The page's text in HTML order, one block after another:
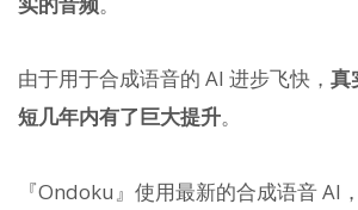
由于用于合成语音的 AI 进步飞快， 真
短几年内有了巨大提升。
『Ondoku』使用最新的合成语音 AI